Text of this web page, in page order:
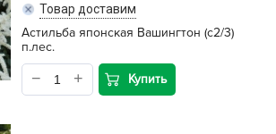
Товар доставим
Астильба японская Вашингтон (с2/3)
п.лес.
Купить